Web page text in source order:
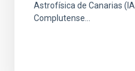
Astrofísica de Canarias
Complutense...